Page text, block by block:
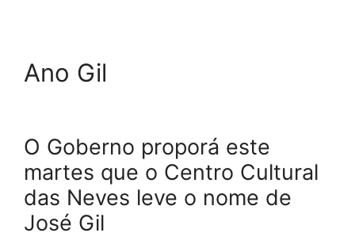
Ano Gil
O Goberno proporá este
martes que o Centro Cultural
das Neves leve o nome de
José Gil